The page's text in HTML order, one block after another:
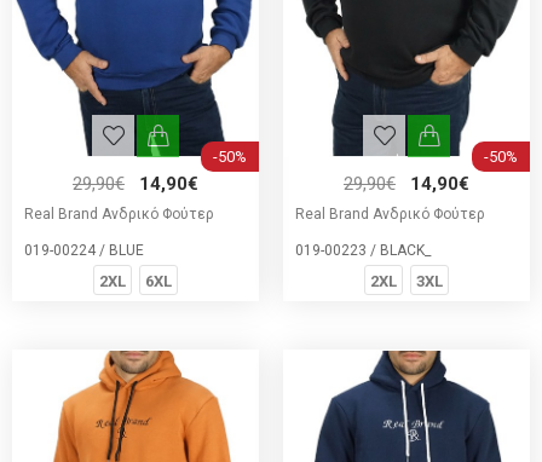
-50%
29,90€ 14,90€
Real Brand Ανδρικό Φούτερ
019-00224 / BLUE
2XL 6XL
-50%
29,90€ 14,90€
Real Brand Ανδρικό Φούτερ
019-00223 / BLACK_
2XL 3XL